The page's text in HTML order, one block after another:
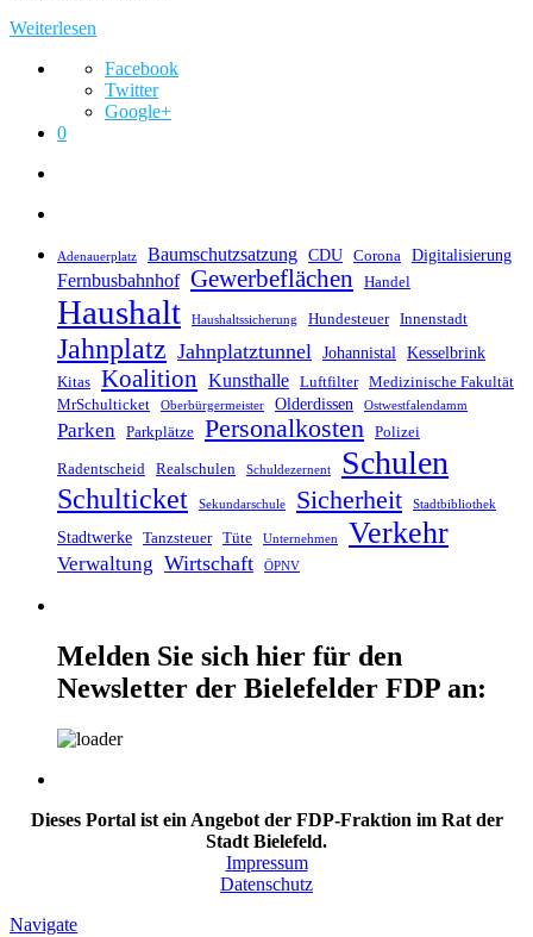
Weiterlesen
Facebook
Twitter
Google+
0
Adenauerplatz Baumschutzsatzung CDU Corona Digitalisierung
Fernbusbahnhof Gewerbeflächen Handel
Haushalt Haushaltssicherung Hundesteuer Innenstadt
Jahnplatz Jahnplatztunnel Johannistal Kesselbrink
Kitas Koalition Kunsthalle Luftfilter
Medizinische Fakultät
MrSchulticket
Oberbürgermeister Olderdissen Ostwestfalendamm
Parken Parkplätze Personalkosten Polizei
Radentscheid Realschulen Schuldezernent Schulen
Schulticket Sekundarschule Sicherheit Stadtbibliothek
Stadtwerke Tanzsteuer Tüte Unternehmen Verkehr
Verwaltung Wirtschaft ÖPNV
Melden Sie sich hier für den
Newsletter der Bielefelder FDP an:
Dieses Portal ist ein Angebot der FDP-Fraktion im Rat der
Stadt Bielefeld.
Impressum
Datenschutz
Navigate